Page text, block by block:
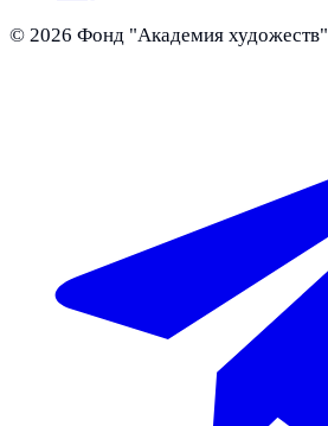
© 2026 Фонд "Академия художеств"